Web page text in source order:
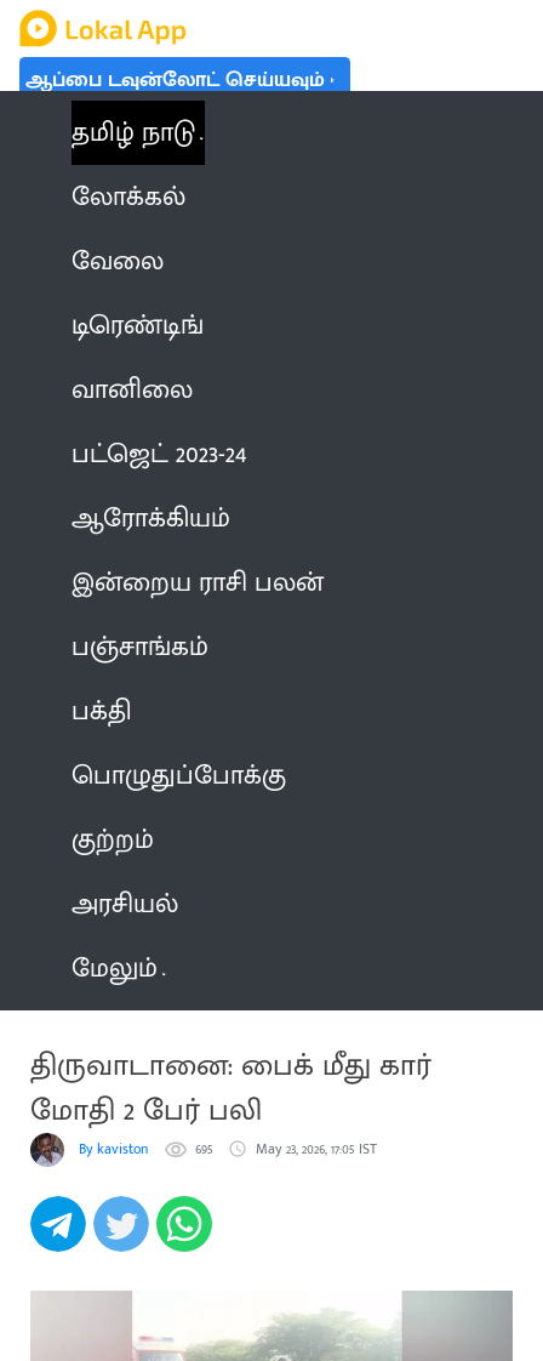
ஆப்பை டவுன்லோட் செய்யவும்
தமிழ் நாடு
லோக்கல்
வேலை
டிரெண்டிங்
வானிலை
பட்ஜெட் 2023-24
ஆரோக்கியம்
இன்றைய ராசி பலன்
பஞ்சாங்கம்
பக்தி
பொழுதுப்போக்கு
குற்றம்
அரசியல்
மேலும்
திருவாடானை: பைக் மீது கார்
மோதி 2 பேர் பலி
By kaviston 695 May 23, 2026, 17:05 IST